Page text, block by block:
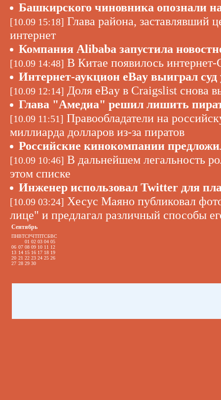
Башкирского чиновника опознали
[10.09 15:18] Глава района, заставлявший
интернет
Компания Alibaba запустила
[10.09 14:48] В Китае появилось
Интернет-аукцион eBay выиграл
[10.09 12:14] Доля eBay в Craigslist снова
Глава "Амедиа" решил лишить
[10.09 11:51] Правообладатели на
миллиарда долларов из-за пиратов
Российские кинокомпании
[10.09 10:46] В дальнейшем легальность
этом списке
Инженер использовал Twitter для
[10.09 03:24] Хесус Маяно публиковал
лице" и предлагал различный способы
Сентябрь
ПНВТСРЧТПТСБВС
01 02 03 04 05
06 07 08 09 10 11 12
13 14 15 16 17 18 19
20 21 22 23 24 25 26
27 28 29 30